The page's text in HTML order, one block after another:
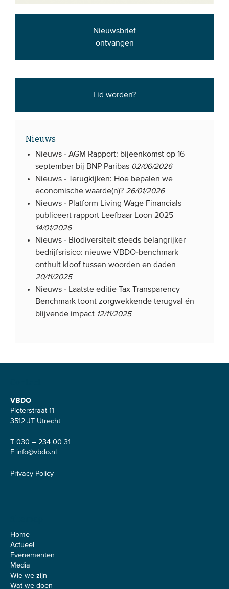
Nieuwsbrief
ontvangen
Lid worden?
Nieuws
Nieuws -AGM Rapport: bijeenkomst op 16
september bij BNP Paribas 02/06/2026
Nieuws - Terugkijken: Hoe bepalen we
economische waarde(n)? 26/01/2026
Nieuws - Platform Living Wage Financials
publiceert rapport Leefbaar Loon 2025
14/01/2026
Nieuws - Biodiversiteit steeds belangrijker
bedrijfsrisico: nieuwe VBDO-benchmark
onthult kloof tussen woorden en daden
20/11/2025
Nieuws - Laatste editie Tax Transparency
Benchmark toont zorgwekkende terugval én
blijvende impact 12/11/2025
VBDO
Pieterstraat 11
3512 JT Utrecht
T 030 – 234 00 31
E info@vbdo.nl
Privacy Policy
Home
Actueel
Evenementen
Media
Wie we zijn
Wat we doen